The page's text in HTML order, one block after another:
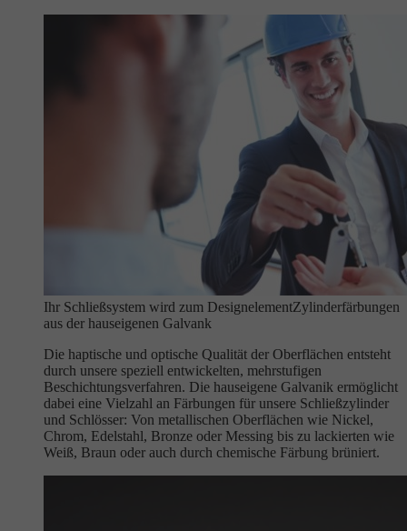
Ihr Schließsystem wird zum DesignelementZylinderfärbungen
aus der hauseigenen Galvank
Die haptische und optische Qualität der Oberflächen entsteht
durch unsere speziell entwickelten, mehrstufigen
Beschichtungsverfahren. Die hauseigene Galvanik ermöglicht
dabei eine Vielzahl an Färbungen für unsere Schließzylinder
und Schlösser: Von metallischen Oberflächen wie Nickel,
Chrom, Edelstahl, Bronze oder Messing bis zu lackierten wie
Weiß, Braun oder auch durch chemische Färbung brüniert.